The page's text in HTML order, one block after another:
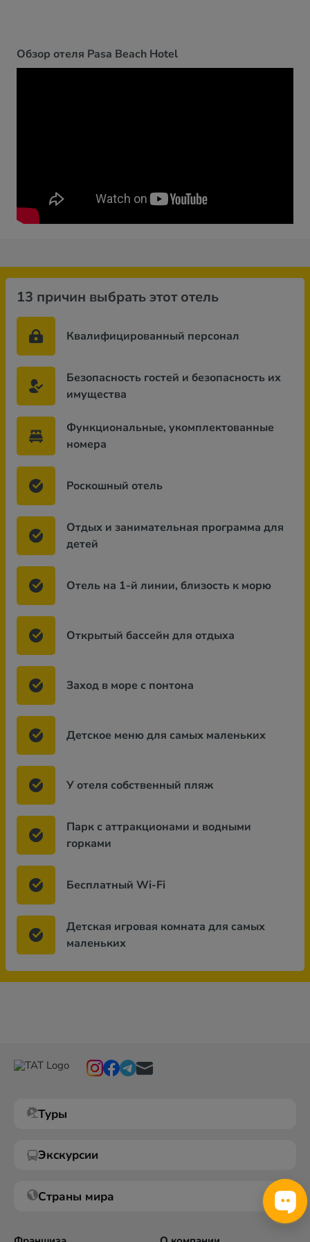
Обзор отеля Pasa Beach Hotel
13 причин выбрать этот отель
Квалифицированный персонал
Безопасность гостей и безопасность их
имущества
Функциональные, укомплектованные
номера
Роскошный отель
Отдых и занимательная программа для
детей
Отель на 1-й линии, близость к морю
Открытый бассейн для отдыха
Заход в море с понтона
Детское меню для самых маленьких
У отеля собственный пляж
Парк с аттракционами и водными
горками
Бесплатный Wi-Fi
Детская игровая комната для самых
маленьких
Туры
Экскурсии
Страны мира